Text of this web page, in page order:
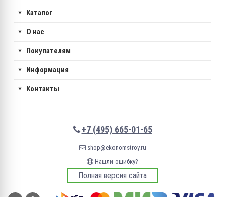
Каталог
О нас
Покупателям
Информация
Контакты
+7 (495) 665-01-65
shop@ekonomstroy.ru
Нашли ошибку?
Полная версия сайта